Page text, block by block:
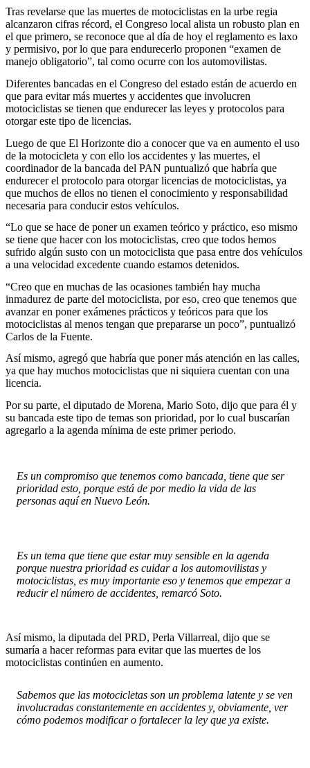
Tras revelarse que las muertes de motociclistas en la urbe regia
alcanzaron cifras récord, el Congreso local alista un robusto plan en
el que primero, se reconoce que al día de hoy el reglamento es laxo
y permisivo, por lo que para endurecerlo proponen “examen de
manejo obligatorio”, tal como ocurre con los automovilistas.
Diferentes bancadas en el Congreso del estado están de acuerdo en
que para evitar más muertes y accidentes que involucren
motociclistas se tienen que endurecer las leyes y protocolos para
otorgar este tipo de licencias.
Luego de que El Horizonte dio a conocer que va en aumento el uso
de la motocicleta y con ello los accidentes y las muertes, el
coordinador de la bancada del PAN puntualizó que habría que
endurecer el protocolo para otorgar licencias de motociclistas, ya
que muchos de ellos no tienen el conocimiento y responsabilidad
necesaria para conducir estos vehículos.
“Lo que se hace de poner un examen teórico y práctico, eso mismo
se tiene que hacer con los motociclistas, creo que todos hemos
sufrido algún susto con un motociclista que pasa entre dos vehículos
a una velocidad excedente cuando estamos detenidos.
“Creo que en muchas de las ocasiones también hay mucha
inmadurez de parte del motociclista, por eso, creo que tenemos que
avanzar en poner exámenes prácticos y teóricos para que los
motociclistas al menos tengan que prepararse un poco”, puntualizó
Carlos de la Fuente.
Así mismo, agregó que habría que poner más atención en las calles,
ya que hay muchos motociclistas que ni siquiera cuentan con una
licencia.
Por su parte, el diputado de Morena, Mario Soto, dijo que para él y
su bancada este tipo de temas son prioridad, por lo cual buscarían
agregarlo a la agenda mínima de este primer periodo.
Es un compromiso que tenemos como bancada, tiene que ser
prioridad esto, porque está de por medio la vida de las
personas aquí en Nuevo León.
Es un tema que tiene que estar muy sensible en la agenda
porque nuestra prioridad es cuidar a los automovilistas y
motociclistas, es muy importante eso y tenemos que empezar a
reducir el número de accidentes, remarcó Soto.
Así mismo, la diputada del PRD, Perla Villarreal, dijo que se
sumaría a hacer reformas para evitar que las muertes de los
motociclistas continúen en aumento.
Sabemos que las motocicletas son un problema latente y se ven
involucradas constantemente en accidentes y, obviamente, ver
cómo podemos modificar o fortalecer la ley que ya existe.